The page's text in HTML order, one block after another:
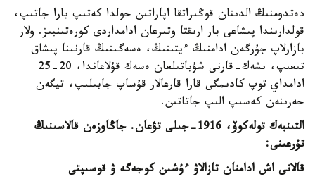
دەتدومنىڭ الدىنان قوڭىراتقا اپاراتىن جولدا كەتىپ بارا جاتىپ،
قولدارىندا پىشاعى بار ارىقتا وتىرعان ادامداردى كورەتىنبىز. ولار
بازارلاپ جۇرگەن ادامنىڭ ءيتىنىڭ، ەسەگىنىڭ قارنىنا پىشاق
تىعىپ، ىشەك-قارنى شۇباتىلعان ەسەك قۇلاعاندا، 20-25
ادامداي توپ كادىمگى قارا قارعالار قۇساپ جابىلىپ، تيگەن
جەرىنەن كەسىپ الىپ جاتاتىن.
التىنبەك تولەكوۆ، 1916-جىلى تۋعان. جاڭاوزەن قالاسىنىڭ
تۇرعىنى:
قالانى اش ادامنان تازالاۋ ءۇشىن كوجەگە ۋ قوسىپتى